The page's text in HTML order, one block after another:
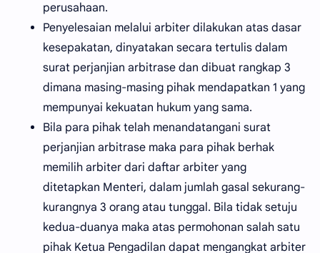
perusahaan.
Penyelesaian melalui arbiter dilakukan atas dasar
kesepakatan, dinyatakan secara tertulis dalam
surat perjanjian arbitrase dan dibuat rangkap 3
dimana masing-masing pihak mendapatkan 1 yang
mempunyai kekuatan hukum yang sama.
Bila para pihak telah menandatangani surat
perjanjian arbitrase maka para pihak berhak
memilih arbiter dari daftar arbiter yang
ditetapkan Menteri, dalam jumlah gasal sekurang-
kurangnya 3 orang atau tunggal. Bila tidak setuju
kedua-duanya maka atas permohonan salah satu
pihak Ketua Pengadilan dapat mengangkat arbiter